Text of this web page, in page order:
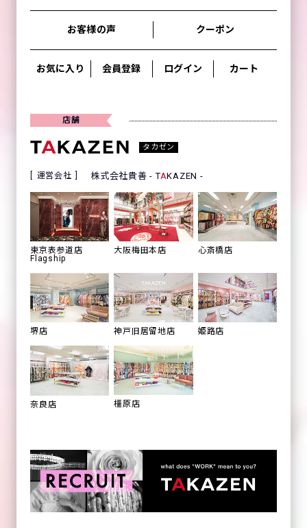
お客様の声 クーポン
お気に入り 会員登録 ログイン カート
店舗
タカゼン
運営会社 株式会社貴善 - TAKAZEN -
東京表参道店
Flagship
大阪梅田本店 心斎橋店
堺店 神戸旧居留地店 姫路店
奈良店 橿原店